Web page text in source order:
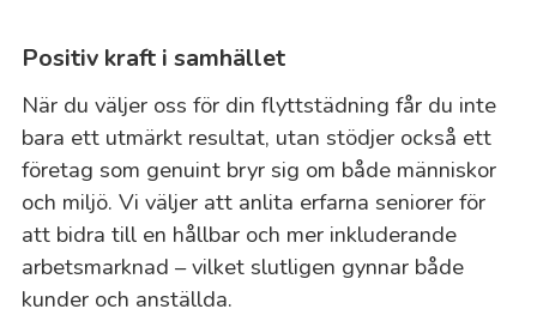
Positiv kraft i samhället
När du väljer oss för din flyttstädning får du inte
bara ett utmärkt resultat, utan stödjer också ett
företag som genuint bryr sig om både människor
och miljö. Vi väljer att anlita erfarna seniorer för
att bidra till en hållbar och mer inkluderande
arbetsmarknad – vilket slutligen gynnar både
kunder och anställda.